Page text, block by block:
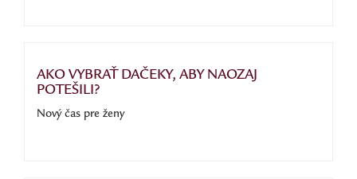
AKO VYBRAŤ DAČEKY, ABY NAOZAJ
POTEŠILI?
Nový čas pre ženy